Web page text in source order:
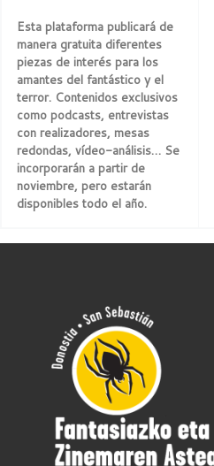
Esta plataforma publicará de
manera gratuita diferentes
piezas de interés para los
amantes del fantástico y el
terror. Contenidos exclusivos
como podcasts, entrevistas
con realizadores, mesas
redondas, vídeo-análisis… Se
incorporarán a partir de
noviembre, pero estarán
disponibles todo el año.